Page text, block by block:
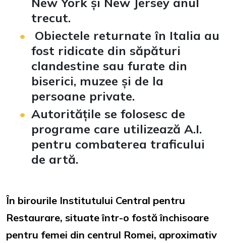
trecut.
Obiectele returnate în Italia au
fost ridicate din săpături
clandestine sau furate din
biserici, muzee și de la
persoane private.
Autoritățile se folosesc de
programe care utilizează A.I.
pentru combaterea traficului
de artă.
În birourile Institutului Central pentru
Restaurare, situate într-o fostă închisoare
pentru femei din centrul Romei, aproximativ